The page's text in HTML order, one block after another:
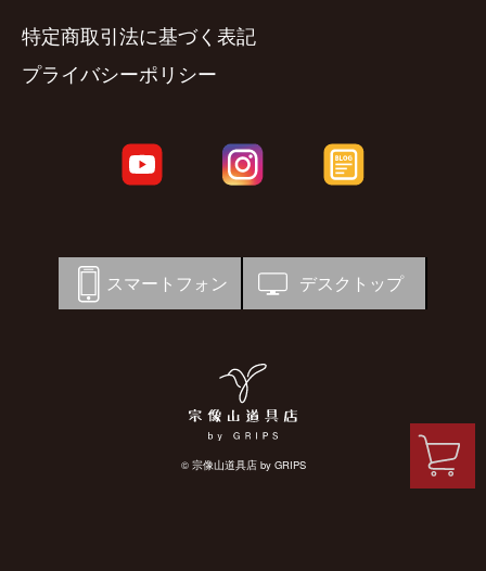
特定商取引法に基づく表記
プライバシーポリシー
スマートフォン デスクトップ
© 宗像山道具店 by GRIPS